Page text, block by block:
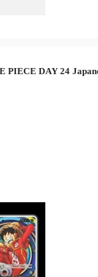
PIECE DAY 24